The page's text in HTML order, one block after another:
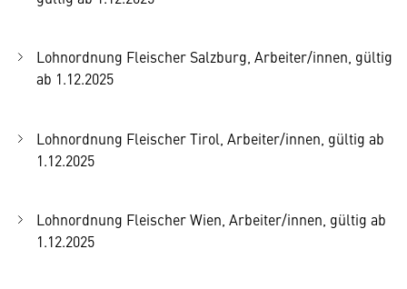
Lohnordnung Fleischer Salzburg, Arbeiter/innen, gültig
ab 1.12.2025
Lohnordnung Fleischer Tirol, Arbeiter/innen, gültig ab
1.12.2025
Lohnordnung Fleischer Wien, Arbeiter/innen, gültig ab
1.12.2025